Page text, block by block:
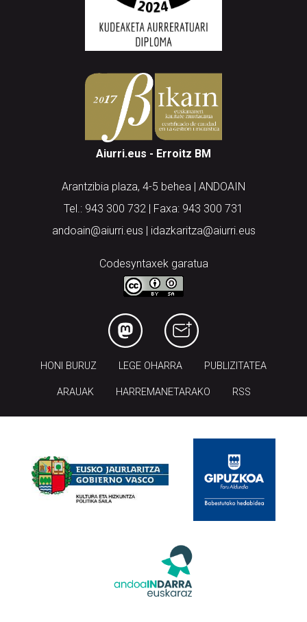
Aiurri.eus - Erroitz BM
Arantzibia plaza, 4-5 behea | ANDOAIN
Tel.: 943 300 732 | Faxa: 943 300 731
andoain@aiurri.eus | idazkaritza@aiurri.eus
Codesyntaxek garatua
HONI BURUZ LEGE OHARRA PUBLIZITATEA
ARAUAK HARREMANETARAKO RSS